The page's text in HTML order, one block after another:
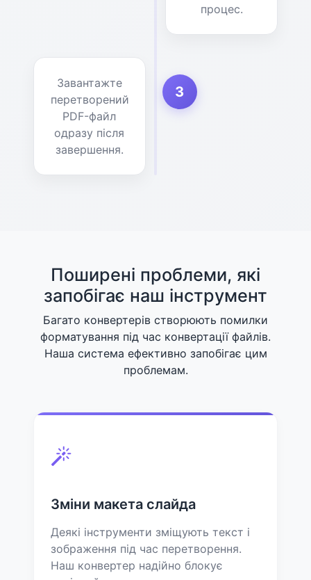
процес.
3
Завантажте
перетворений
PDF-файл
одразу після
завершення.
Поширені проблеми, які
запобігає наш інструмент
Багато конвертерів створюють помилки
форматування під час конвертації файлів.
Наша система ефективно запобігає цим
проблемам.
Зміни макета слайда
Деякі інструменти зміщують текст і
зображення під час перетворення.
Наш конвертер надійно блокує